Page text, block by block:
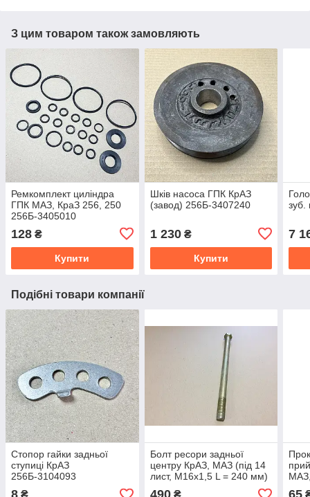
З цим товаром також замовляють
Ремкомплект циліндра
ГПК МАЗ, КраЗ 256, 250
256Б-3405010
128 ₴
Купити
Шків насоса ГПК КрАЗ
(завод) 256Б-3407240
1 230₴
Купити
зуб.
7
Подібні товари компанії
Стопор гайки задньої
ступиці КрАЗ
256Б-3104093
Болт ресори задньої
центру КрАЗ, МАЗ (під 14
лист, М16х1,5 L = 240 мм)
256Б-2912032